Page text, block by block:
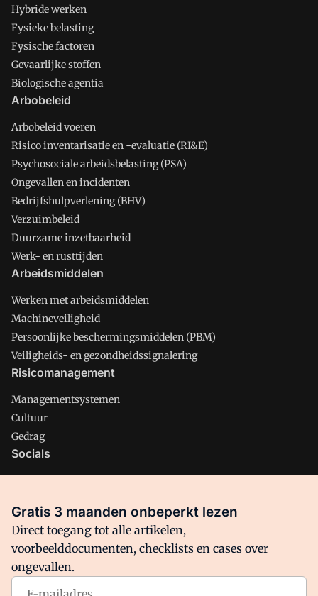
Hybride werken
Fysieke belasting
Fysische factoren
Gevaarlijke stoffen
Biologische agentia
Arbobeleid
Arbobeleid voeren
Risico inventarisatie en -evaluatie (RI&E)
Psychosociale arbeidsbelasting (PSA)
Ongevallen en incidenten
Bedrijfshulpverlening (BHV)
Verzuimbeleid
Duurzame inzetbaarheid
Werk- en rusttijden
Arbeidsmiddelen
Werken met arbeidsmiddelen
Machineveiligheid
Persoonlijke beschermingsmiddelen (PBM)
Veiligheids- en gezondheidssignalering
Risicomanagement
Managementsystemen
Cultuur
Gedrag
Socials
Facebook
Arbo is onderdeel van VMN media. Lees inons manifestwaar
Gratis 3 maanden onbeperkt lezen
Direct toegang tot alle artikelen,
voorbeelddocumenten, checklists en cases over
ongevallen.